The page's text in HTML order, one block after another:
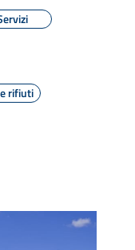
rifiuti